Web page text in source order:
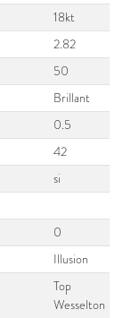
18kt
2.82
50
Brillant
0.5
42
si
0
Illusion
Top
Wesselton